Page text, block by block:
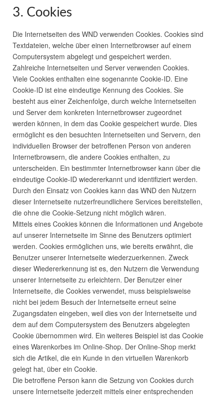
3. Cookies
Die Internetseiten desWND verwenden Cookies. Cookies sind
Textdateien, welche über einen Internetbrowser auf einem
Computersystem abgelegt und gespeichert werden.
Zahlreiche Internetseiten und Server verwenden Cookies.
Viele Cookies enthalten eine sogenannte Cookie-ID. Eine
Cookie-ID ist eine eindeutige Kennung des Cookies. Sie
besteht aus einer Zeichenfolge, durch welche Internetseiten
und Server dem konkreten Internetbrowser zugeordnet
werden können, in dem das Cookie gespeichert wurde. Dies
ermöglicht es den besuchten Internetseiten und Servern, den
individuellen Browser der betroffenen Person von anderen
Internetbrowsern, die andere Cookies enthalten, zu
unterscheiden. Ein bestimmter Internetbrowser kann über die
eindeutige Cookie-ID wiedererkannt und identifiziert werden.
Durch den Einsatz von Cookies kann dasWND den Nutzern
dieser Internetseite nutzerfreundlichere Services bereitstellen,
die ohne die Cookie-Setzung nicht möglich wären.
Mittels eines Cookies können die Informationen und Angebote
auf unserer Internetseite im Sinne des Benutzers optimiert
werden. Cookies ermöglichen uns, wie bereits erwähnt, die
Benutzer unserer Internetseite wiederzuerkennen. Zweck
dieser Wiedererkennung ist es, den Nutzern die Verwendung
unserer Internetseite zu erleichtern. Der Benutzer einer
Internetseite, die Cookies verwendet, muss beispielsweise
nicht bei jedem Besuch der Internetseite erneut seine
Zugangsdaten eingeben, weil dies von der Internetseite und
dem auf dem Computersystem des Benutzers abgelegten
Cookie übernommen wird. Ein weiteres Beispiel ist das Cookie
eines Warenkorbes im Online-Shop. Der Online-Shop merkt
sich die Artikel, die ein Kunde in den virtuellen Warenkorb
gelegt hat, über ein Cookie.
Die betroffene Person kann die Setzung von Cookies durch
unsere Internetseite jederzeit mittels einer entsprechenden